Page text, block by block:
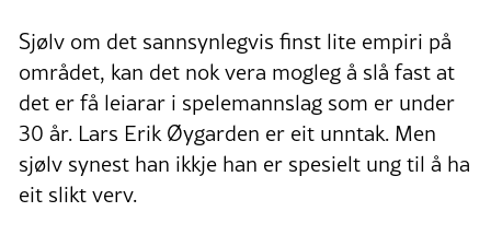
Sjølv om det sannsynlegvis finst lite empiri på
området, kan det nok vera mogleg å slå fast at
det er få leiarar i spelemannslag som er under
30 år. Lars Erik Øygarden er eit unntak. Men
sjølv synest han ikkje han er spesielt ung til å ha
eit slikt verv.